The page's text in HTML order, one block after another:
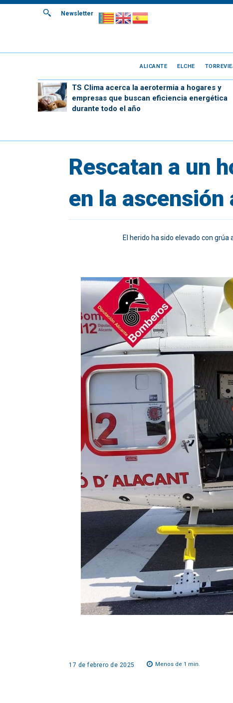
Newsletter
ALICANTE ELCHE
TS Clima acerca la aerotermia a hogares y
empresas que buscan eficiencia energética
durante todo el año
Rescatan a un
en la ascensión
El herido ha sido elevado con
17 de febrero de 2025 Menos de 1 min.